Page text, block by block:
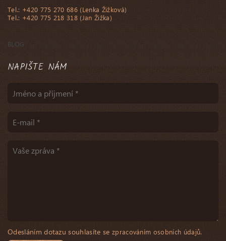
Tel.: +420 775 270 686 (Lenka Žižková)
Tel.: +420 775 218 318 (Jan Žižka)
BLOG
NAPIŠTE NÁM
Odesláním dotazu souhlasíte se zpracováním osobních údajů.